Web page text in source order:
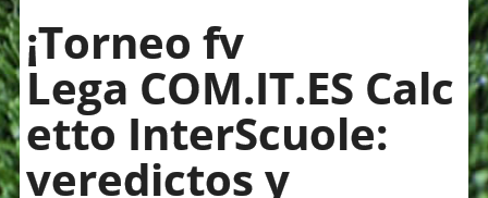
¡Torneo fv
Lega COM.IT.ES Calc
etto InterScuole:
veredictos y